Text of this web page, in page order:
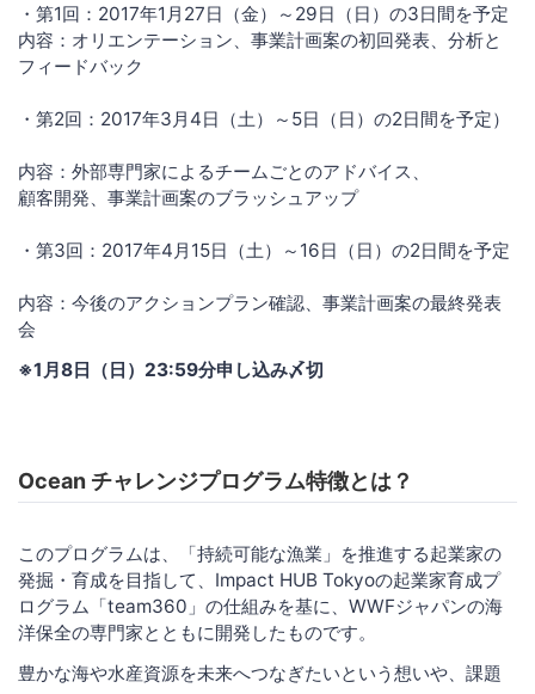
・第1回：2017年1月27日（金）～29日（日）の3日間を予定
内容：オリエンテーション、事業計画案の初回発表、分析と
フィードバック
・第2回：2017年3月4日（土）～5日（日）の2日間を予定）
内容：外部専門家によるチームごとのアドバイス、
顧客開発、事業計画案のブラッシュアップ
・第3回：2017年4月15日（土）～16日（日）の2日間を予定
内容：今後のアクションプラン確認、事業計画案の最終発表
会
※1月8日（日）23:59分申し込み〆切
Ocean チャレンジプログラム特徴とは？
このプログラムは、「持続可能な漁業」を推進する起業家の
発掘・育成を目指して、Impact HUB Tokyoの起業家育成プ
ログラム「team360」の仕組みを基に、WWFジャパンの海
洋保全の専門家とともに開発したものです。
豊かな海や水産資源を未来へつなぎたいという想いや、課題